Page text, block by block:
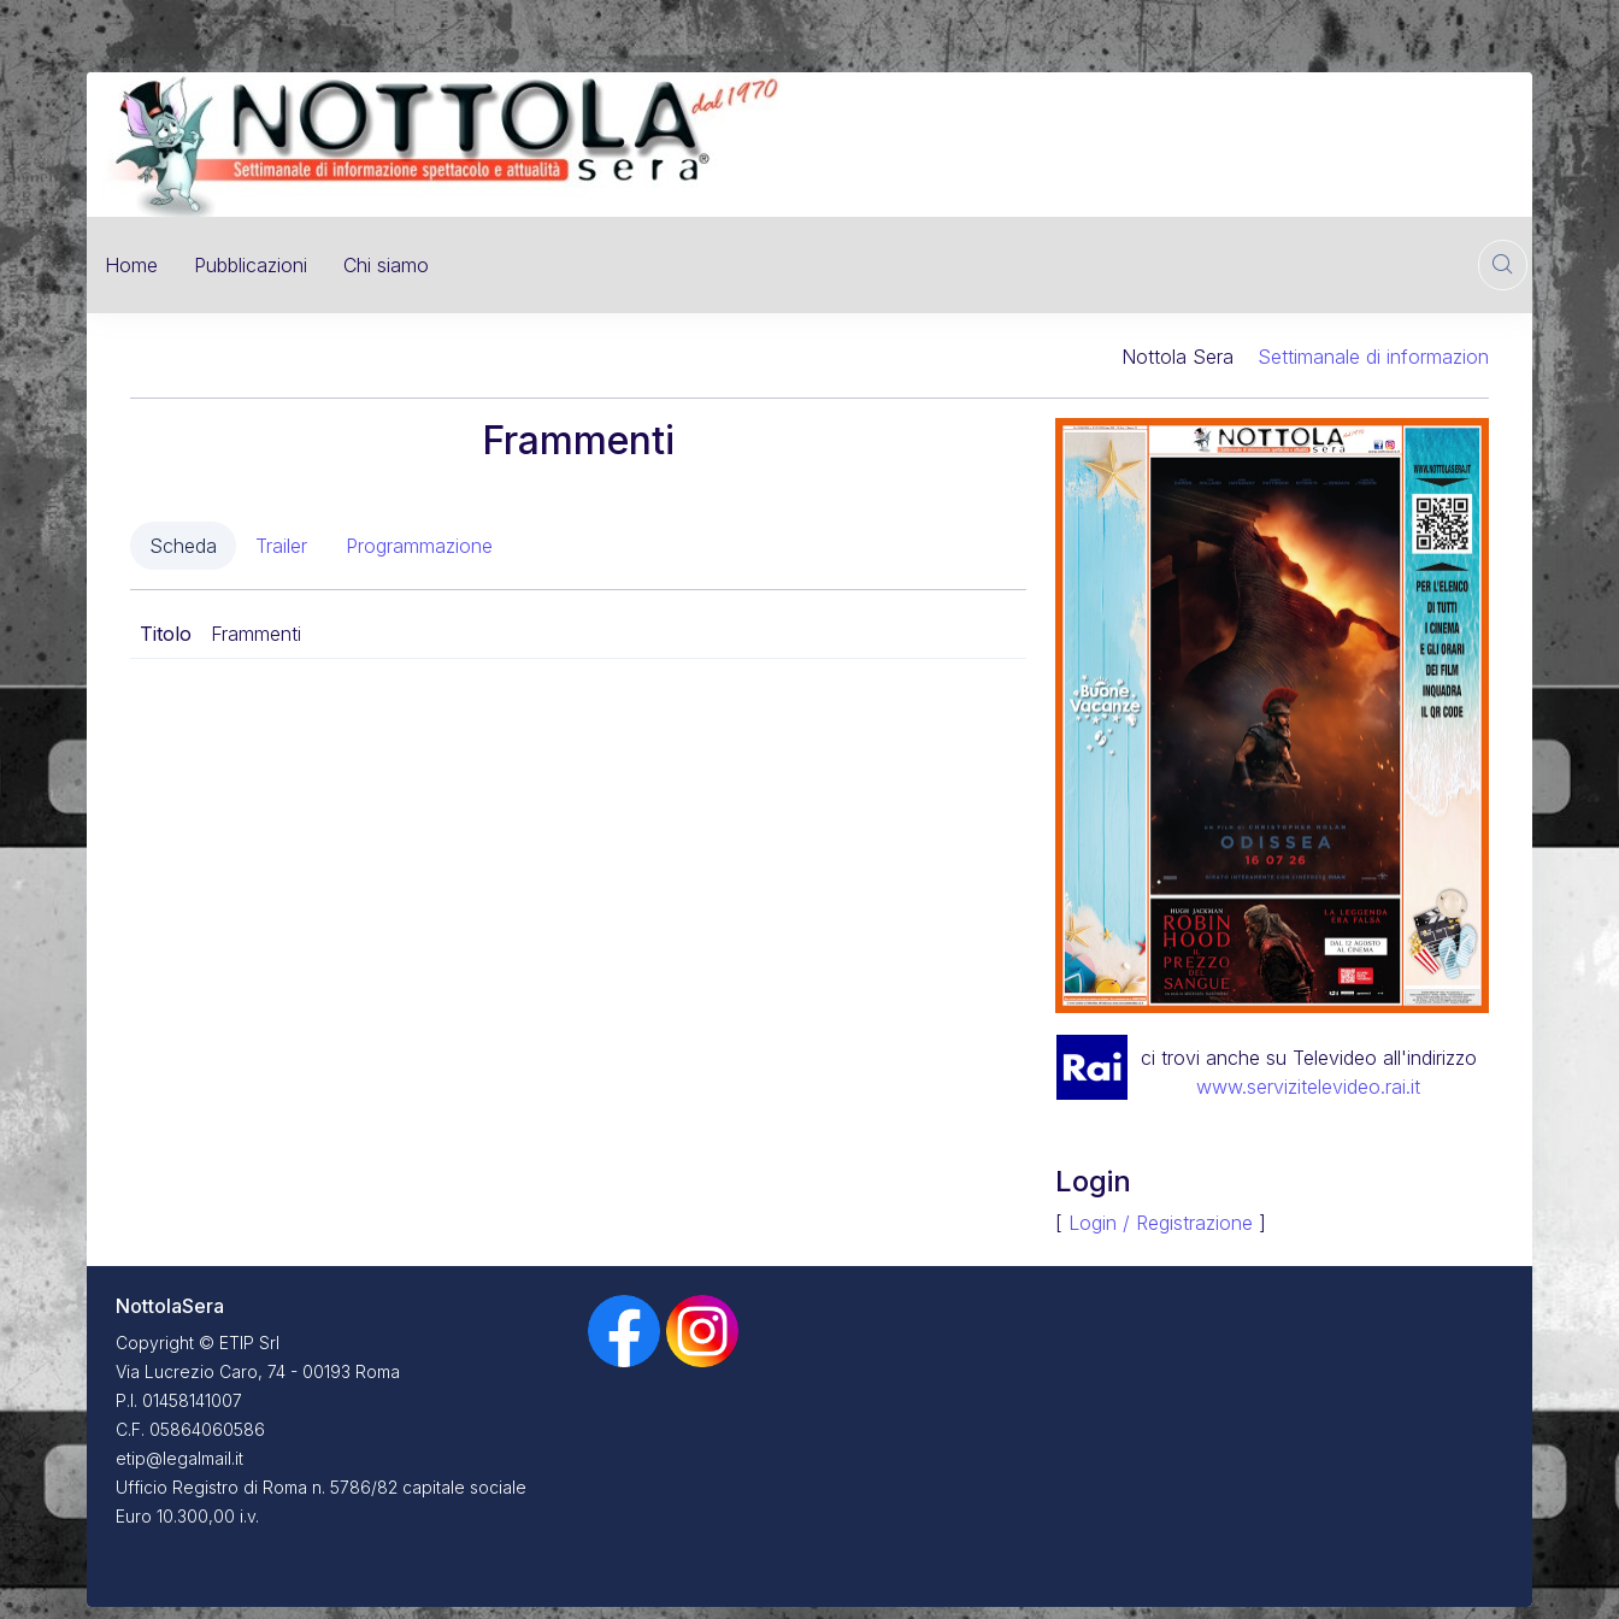
Home Pubblicazioni Chi siamo
Nottola Sera Settimanale di informazione cinematografica
Frammenti
Scheda Trailer Programmazione
Titolo Frammenti
ci trovi anche su Televideo all'indirizzo
www.servizitelevideo.rai.it
Login
[ Login / Registrazione ]
NottolaSera
Copyright © ETIP Srl
Via Lucrezio Caro, 74 - 00193 Roma
P.I. 01458141007
C.F. 05864060586
etip@legalmail.it
Ufficio Registro di Roma n. 5786/82 capitale sociale
Euro 10.300,00 i.v.